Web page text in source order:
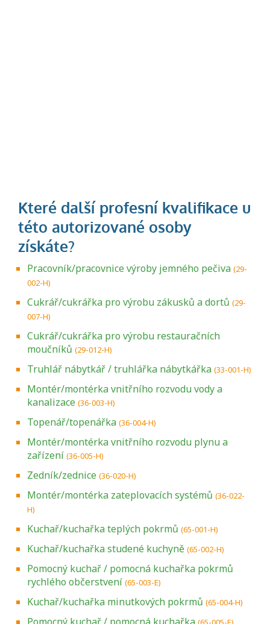
Pracovník/pracovnice výroby jemného pečiva (29-
002-H)
Cukrář/cukrářka pro výrobu zákusků a dortů (29-
007-H)
Cukrář/cukrářka pro výrobu restauračních
moučníků (29-012-H)
Truhlář nábytkář / truhlářka nábytkářka (33-001-H)
Montér/montérka vnitřního rozvodu vody a
kanalizace (36-003-H)
Topenář/topenářka (36-004-H)
Montér/montérka vnitřního rozvodu plynu a
zařízení (36-005-H)
Zedník/zednice (36-020-H)
Montér/montérka zateplovacích systémů (36-022-
H)
Kuchař/kuchařka teplých pokrmů (65-001-H)
Kuchař/kuchařka studené kuchyně (65-002-H)
Pomocný kuchař / pomocná kuchařka pokrmů
rychlého občerstvení (65-003-E)
Kuchař/kuchařka minutkových pokrmů (65-004-H)
Pomocný kuchař / pomocná kuchařka